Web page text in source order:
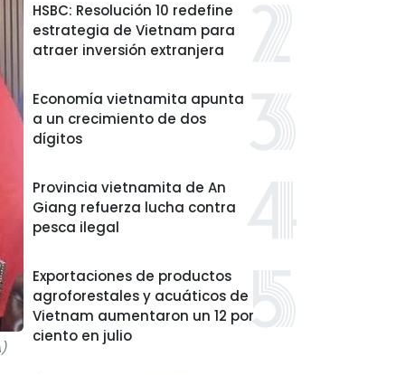
HSBC: Resolución 10 redefine
estrategia de Vietnam para
atraer inversión extranjera
Economía vietnamita apunta
a un crecimiento de dos
dígitos
Provincia vietnamita de An
Giang refuerza lucha contra
pesca ilegal
Exportaciones de productos
agroforestales y acuáticos de
Vietnam aumentaron un 12 por
ciento en julio